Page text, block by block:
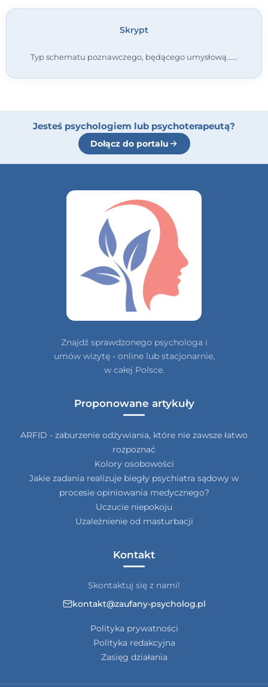
Skrypt
Typ schematu poznawczego, będącego umysłową...
Jesteś psychologiem lub psychoterapeutą?
Dołącz do portalu
Znajdź sprawdzonego psychologa i
umów wizytę - online lub stacjonarnie,
w całej Polsce.
Proponowane artykuły
ARFID - zaburzenie odżywiania, które nie zawsze łatwo
rozpoznać
Kolory osobowości
Jakie zadania realizuje biegły psychiatra sądowy w
procesie opiniowania medycznego?
Uczucie niepokoju
Uzależnienie od masturbacji
Kontakt
Skontaktuj się z nami!
kontakt@zaufany-psycholog.pl
Polityka prywatności
Polityka redakcyjna
Zasięg działania